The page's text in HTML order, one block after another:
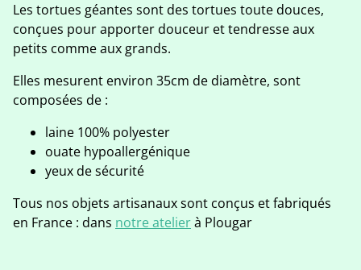
Les tortues géantes sont des tortues toute douces,
conçues pour apporter douceur et tendresse aux
petits comme aux grands.
Elles mesurent environ 35cm de diamètre, sont
composées de :
laine 100% polyester
ouate hypoallergénique
yeux de sécurité
Tous nos objets artisanaux sont conçus et fabriqués
en France : dans notre atelierà Plougar